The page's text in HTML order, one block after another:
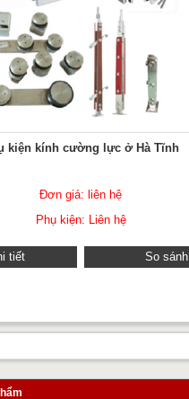
kiện kính cường lực ở Hà Tĩnh
Đơn giá: liên hệ
Phụ kiện: Liên hệ
tiết So sánh